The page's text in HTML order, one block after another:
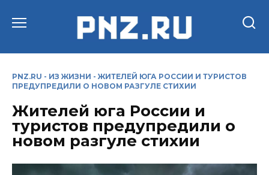
PNZ.RU - ИЗ ЖИЗНИ - ЖИТЕЛЕЙ ЮГА РОССИИ И ТУРИСТОВ
ПРЕДУПРЕДИЛИ О НОВОМ РАЗГУЛЕ СТИХИИ
Жителей юга России и
туристов предупредили о
новом разгуле стихии